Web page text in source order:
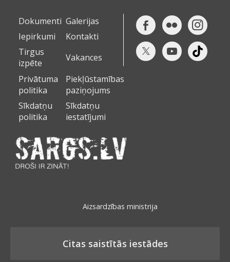
Dokumenti Galerijas
Iepirkumi
Kontakti
Tirgus
izpēte
Vakances
Privātuma
politika
Piekļūstamības
paziņojums
Sīkdatņu
politika
Sīkdatņu
iestatījumi
Aizsardzības ministrija
Citas saistītās iestādes